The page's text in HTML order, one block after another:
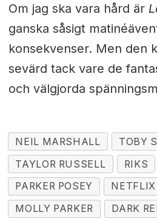
Om jag ska vara hård är
ganska såsigt
konsekvenser. Men den
sevärd tack vare de
och välgjorda
NEIL MARSHALL
TOBY
TAYLOR RUSSELL
RIKS
PARKER POSEY
NETFLIX
MOLLY PARKER
DARK